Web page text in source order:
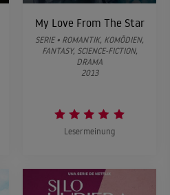
My Love From The Star
SERIE • ROMANTIK, KOMÖDIEN,
FANTASY, SCIENCE-FICTION,
DRAMA
2013
Lesermeinung